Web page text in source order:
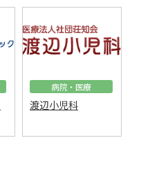
病院・医療
渡辺小児科